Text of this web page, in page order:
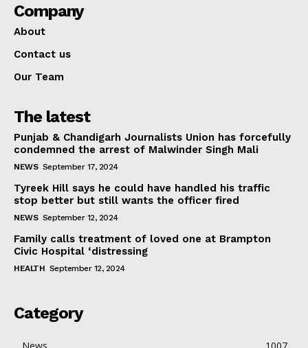
Company
About
Contact us
Our Team
The latest
Punjab & Chandigarh Journalists Union has forcefully
condemned the arrest of Malwinder Singh Mali
NEWS September 17, 2024
Tyreek Hill says he could have handled his traffic
stop better but still wants the officer fired
NEWS September 12, 2024
Family calls treatment of loved one at Brampton
Civic Hospital ‘distressing
HEALTH September 12, 2024
Category